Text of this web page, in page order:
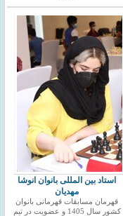
استاد بین المللی بانوان انوشا
مهدیان
قهرمان مسابقات قهرمانی بانوان
کشور سال 1405 و عضویت در تیم